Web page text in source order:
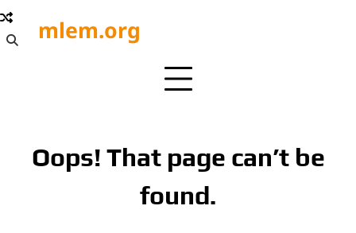
Skip
to
content
mlem.org
Oops! That page can’t be
found.